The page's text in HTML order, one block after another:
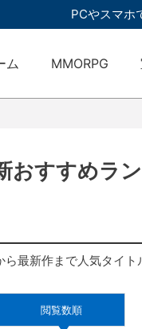
PCやスマホ
ム MMORPG
すすめラ
最新作まで人気タイト
閲覧数順